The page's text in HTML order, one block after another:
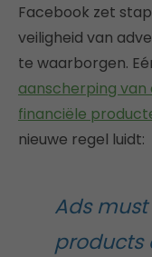
Facebook zet
veiligheid van
te waarborgen.
aanscherping
financiële
nieuwe regel luidt:
Ads
products